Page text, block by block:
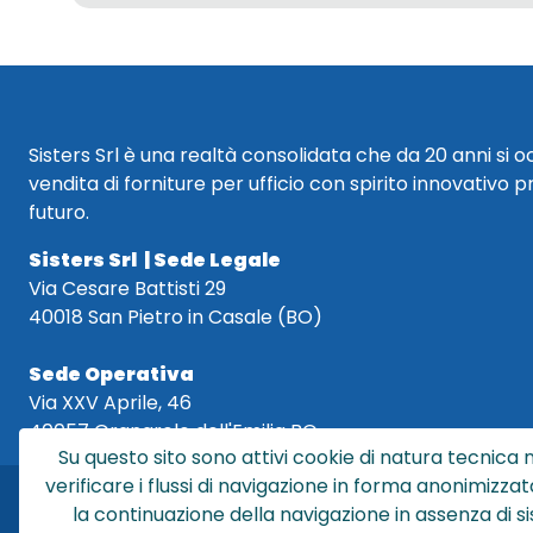
Sisters Srl è una realtà consolidata che da 20 anni si
vendita di forniture per ufficio con spirito innovativo
futuro.
Sisters Srl | Sede Legale
Via Cesare Battisti 29
40018 San Pietro in Casale (BO)
Sede Operativa
Via XXV Aprile, 46
40057 Granarolo dell'Emilia BO
Su questo sito sono attivi cookie di natura tecnica
verificare i flussi di navigazione in forma
la continuazione della navigazione in assenza